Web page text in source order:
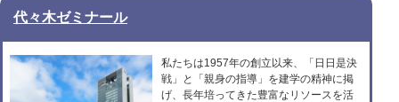
代々木ゼミナール
私たちは1957年の創立以来、「日日是決
戦」と「親身の指導」を建学の精神に掲
げ、長年培ってきた豊富なリソースを活